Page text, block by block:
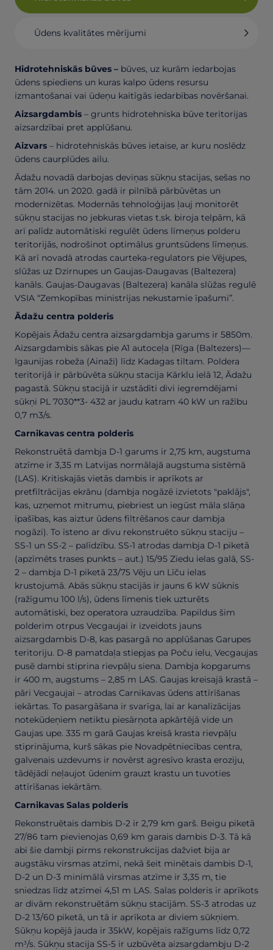
Ūdens kvalitātes mērījumi
Hidrotehniskās būves – būves, uz kurām iedarbojas
ūdens spiediens un kuras kalpo ūdens resursu
izmantošanai vai ūdeņu kaitīgās iedarbības novēršanai.
Aizsargdambis – grunts hidrotehniska būve teritorijas
aizsardzībai pret applūšanu.
Aizvars – hidrotehniskās būves ietaise, ar kuru noslēdz
ūdens caurplūdes ailu.
Ādažu novadā darbojas deviņas sūkņu stacijas, sešas no
tām 2014. un 2020. gadā ir pilnībā pārbūvētas un
modernizētas. Modernās tehnoloģijas ļauj monitorēt
sūkņu stacijas no jebkuras vietas t.sk. biroja telpām, kā
arī palīdz automātiski regulēt ūdens līmeņus polderu
teritorijās, nodrošinot optimālus gruntsūdens līmeņus.
Kā arī novadā atrodas caurteka-regulators pie Vējupes,
slūžas uz Dzirnupes un Gaujas-Daugavas (Baltezera)
kanāls. Gaujas-Daugavas (Baltezera) kanāla slūžas regulē
VSIA “Zemkopības ministrijas nekustamie īpašumi”.
Ādažu centra polderis
Kopējais Ādažu centra aizsargdambja garums ir 5850m.
Aizsargdambis sākas pie A1 autoceļa (Rīga (Baltezers)—
Igaunijas robeža (Ainaži) līdz Kadagas tiltam. Poldera
teritorijā ir pārbūvēta sūkņu stacija Kārklu ielā 12, Ādažu
pagastā. Sūkņu stacijā ir uzstādīti divi iegremdējami
sūkņi PL 7030**3- 432 ar jaudu katram 40 kW un ražību
0,7 m3/s.
Carnikavas centra polderis
Rekonstruētā dambja D-1 garums ir 2,75 km, augstuma
atzīme ir 3,35 m Latvijas normālajā augstuma sistēmā
(LAS). Kritiskajās vietās dambis ir aprīkots ar
pretfiltrācijas ekrānu (dambja nogāzē izvietots "paklājs",
kas, uzņemot mitrumu, piebriest un iegūst māla slāņa
īpašības, kas aiztur ūdens filtrēšanos caur dambja
nogāzi). To īsteno ar divu rekonstruēto sūkņu staciju –
SS-1 un SS-2 – palīdzību. SS-1 atrodas dambja D-1 piketā
(apzīmēts trases punkts – aut.) 15/95 Ziedu ielas galā, SS-
2 – dambja D-1 piketā 23/75 Vēju un Līču ielas
krustojumā. Abās sūkņu stacijās ir jauns 6 kW sūknis
(ražīgumu 100 l/s), ūdens līmenis tiek uzturēts
automātiski, bez operatora uzraudzība. Papildus šim
polderim otrpus Vecgaujai ir izveidots jauns
aizsargdambis D-8, kas pasargā no applūšanas Garupes
teritoriju. D-8 pamatdaļa stiepjas pa Poču ielu, Vecgaujas
pusē dambi stiprina rievpāļu siena. Dambja kopgarums
ir 400 m, augstums – 2,85 m LAS. Gaujas kreisajā krastā –
pāri Vecgaujai – atrodas Carnikavas ūdens attīrīšanas
iekārtas. To pasargāšana ir svarīga, lai ar kanalizācijas
notekūdeņiem netiktu piesārņota apkārtējā vide un
Gaujas upe. 335 m garā Gaujas kreisā krasta rievpāļu
stiprinājuma, kurš sākas pie Novadpētniecības centra,
galvenais uzdevums ir novērst agresīvo krasta eroziju,
tādējādi neļaujot ūdenim grauzt krastu un tuvoties
attīrīšanas iekārtām.
Carnikavas Salas polderis
Rekonstruētais dambis D-2 ir 2,79 km garš. Beigu piketā
27/86 tam pievienojas 0,69 km garais dambis D-3. Tā kā
abi šie dambji pirms rekonstrukcijas dažviet bija ar
augstāku virsmas atzīmi, nekā šeit minētais dambis D-1,
D-2 un D-3 minimālā virsmas atzīme ir 3,35 m, tie
sniedzas līdz atzīmei 4,51 m LAS. Salas polderis ir aprīkots
ar divām rekonstruētām sūkņu stacijām. SS-3 atrodas uz
D-2 13/60 piketā, un tā ir aprīkota ar diviem sūkņiem.
Sūkņu kopējā jauda ir 35kW, kopējais ražīgums līdz 0,72
m3/s. Sūkņu stacija SS-5 ir uzbūvēta aizsargdambju D-2